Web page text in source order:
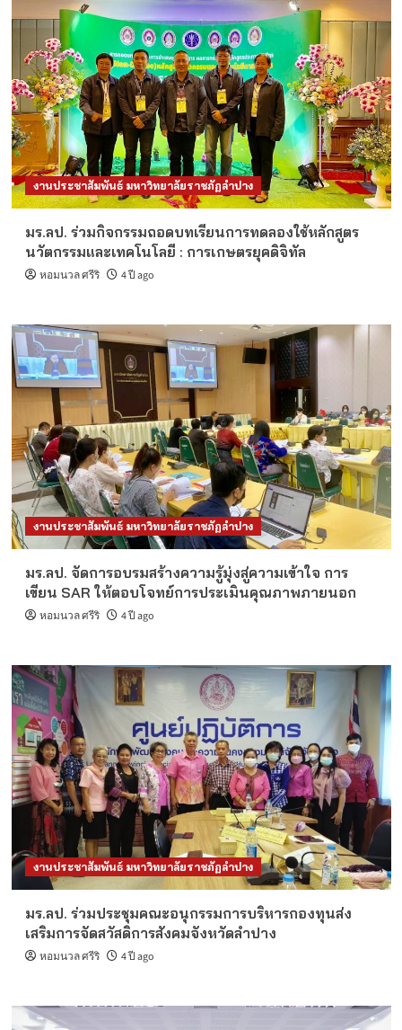
งานประชาสัมพันธ์ มหาวิทยาลัยราชภัฏลำปาง
มร.ลป. ร่วมกิจกรรมถอดบทเรียนการทดลองใช้หลักสูตร
นวัตกรรมและเทคโนโลยี : การเกษตรยุคดิจิทัล
หอมนวล ศรีริ 4 ปี ago
งานประชาสัมพันธ์ มหาวิทยาลัยราชภัฏลำปาง
มร.ลป. จัดการอบรมสร้างความรู้มุ่งสู่ความเข้าใจ การ
เขียน SAR ให้ตอบโจทย์การประเมินคุณภาพภายนอก
หอมนวล ศรีริ 4 ปี ago
งานประชาสัมพันธ์ มหาวิทยาลัยราชภัฏลำปาง
มร.ลป. ร่วมประชุมคณะอนุกรรมการบริหารกองทุนส่ง
เสริมการจัดสวัสดิการสังคมจังหวัดลำปาง
หอมนวล ศรีริ 4 ปี ago